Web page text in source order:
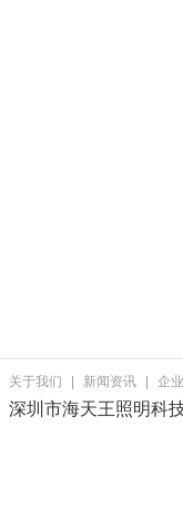
关于我们 新闻资讯 企
深圳市海天王照明科